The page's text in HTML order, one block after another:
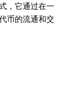
，它通过在一
币的流通和交